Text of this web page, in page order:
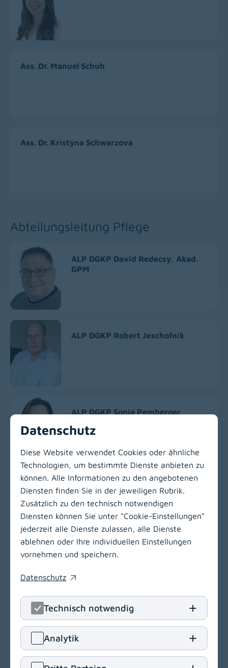
Ass. Dr. Manuel Schuh
Ass. Dr. Kristyna Schwarzova
Abteilungsleitung Pflege
ALP DGKP David Redecsy, Akad.
GPM
ALP DGKP Robert Jeschofnik
ALP DGKP Sonja Pemberger
Zur Hauptnavigation
LinkedIn
(opens in
Klinikum Klagenfurt am Wörthersee
Datenschutz
Diese Website verwendet Cookies oder ähnliche
Technologien, um bestimmte Dienste anbieten zu
können. Alle Informationen zu den angebotenen
Diensten finden Sie in der jeweiligen Rubrik.
Zusätzlich zu den technisch notwendigen
Diensten können Sie unter "Cookie-Einstellungen"
jederzeit alle Dienste zulassen, alle Dienste
ablehnen oder Ihre individuellen Einstellungen
vornehmen und speichern.
Datenschutz
(opens in a new window)
Technisch notwendig
Analytik